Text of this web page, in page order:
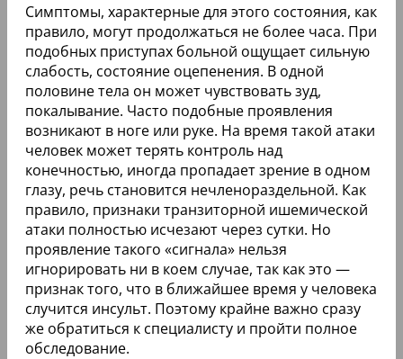
Симптомы, характерные для этого состояния, как
правило, могут продолжаться не более часа. При
подобных приступах больной ощущает сильную
слабость, состояние оцепенения. В одной
половине тела он может чувствовать зуд,
покалывание. Часто подобные проявления
возникают в ноге или руке. На время такой атаки
человек может терять контроль над
конечностью, иногда пропадает зрение в одном
глазу, речь становится нечленораздельной. Как
правило, признаки транзиторной ишемической
атаки полностью исчезают через сутки. Но
проявление такого «сигнала» нельзя
игнорировать ни в коем случае, так как это —
признак того, что в ближайшее время у человека
случится инсульт. Поэтому крайне важно сразу
же обратиться к специалисту и пройти полное
обследование.